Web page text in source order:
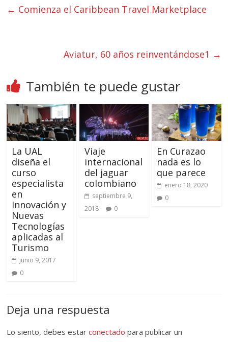
← Comienza el Caribbean Travel Marketplace
Aviatur, 60 años reinventándose1 →
También te puede gustar
La UAL
diseña el
curso
especialista
en
Innovación y
Nuevas
Tecnologías
aplicadas al
Turismo
junio 9, 2017
0
Viaje
internacional
del jaguar
colombiano
septiembre 9,
2018
0
En Curazao
nada es lo
que parece
enero 18, 2020
0
Deja una respuesta
Lo siento, debes estarconectado para publicar un